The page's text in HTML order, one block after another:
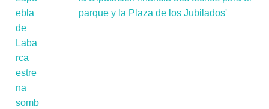
parque y la Plaza de los Jubilados'